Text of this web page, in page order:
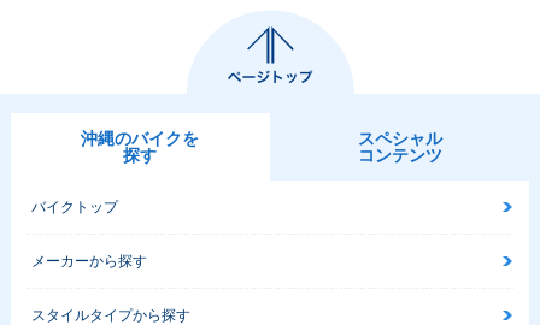
沖縄のバイクを
探す
スペシャル
コンテンツ
バイクトップ
メーカーから探す
スタイルタイプから探す